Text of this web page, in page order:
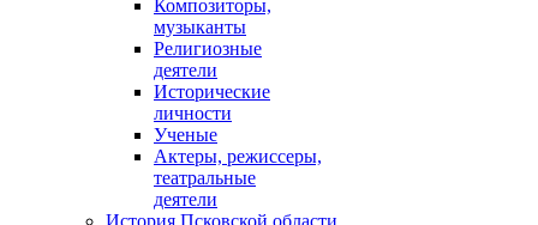
Композиторы,
музыканты
Религиозные
деятели
Исторические
личности
Ученые
Актеры, режиссеры,
театральные
деятели
История Псковской области